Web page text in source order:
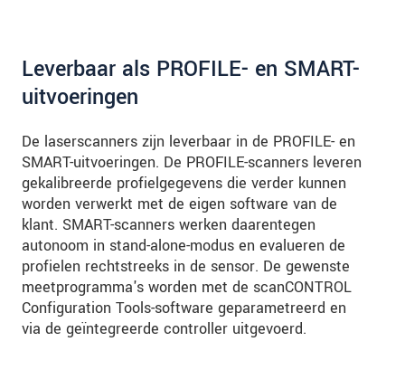
Leverbaar als PROFILE- en SMART-
uitvoeringen
De laserscanners zijn leverbaar in de PROFILE- en
SMART-uitvoeringen. De PROFILE-scanners leveren
gekalibreerde profielgegevens die verder kunnen
worden verwerkt met de eigen software van de
klant. SMART-scanners werken daarentegen
autonoom in stand-alone-modus en evalueren de
profielen rechtstreeks in de sensor. De gewenste
meetprogramma's worden met de scanCONTROL
Configuration Tools-software geparametreerd en
via de geïntegreerde controller uitgevoerd.